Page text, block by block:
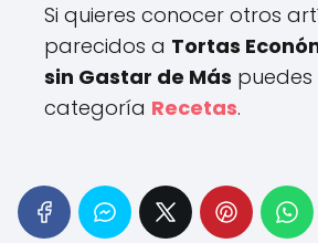
Si quieres conocer otros
parecidos a Tortas
sin Gastar de Más puedes
categoría Recetas.